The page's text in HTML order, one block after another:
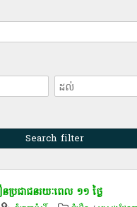
ន​ប្រជាជន​​រយៈពេល ១១ ថ្ងៃ